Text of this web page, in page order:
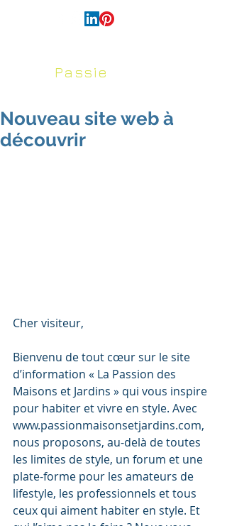
Passie
Nouveau site web à
découvrir
Cher visiteur,
​Bienvenu de tout cœur sur le site
d’information « La Passion des
Maisons et Jardins » qui vous inspire
pour habiter et vivre en style. Avec
www.passionmaisonsetjardins.com,
nous proposons, au-delà de toutes
les limites de style, un forum et une
plate-forme pour les amateurs de
lifestyle, les professionnels et tous
ceux qui aiment habiter en style. Et